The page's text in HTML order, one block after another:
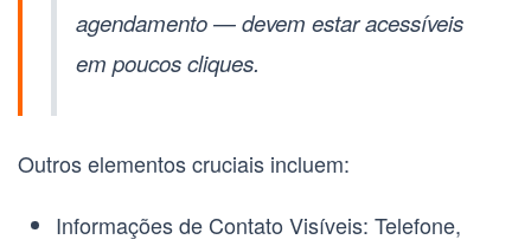
agendamento — devem estar acessíveis
em poucos cliques.
Outros elementos cruciais incluem:
Informações de Contato Visíveis: Telefone,